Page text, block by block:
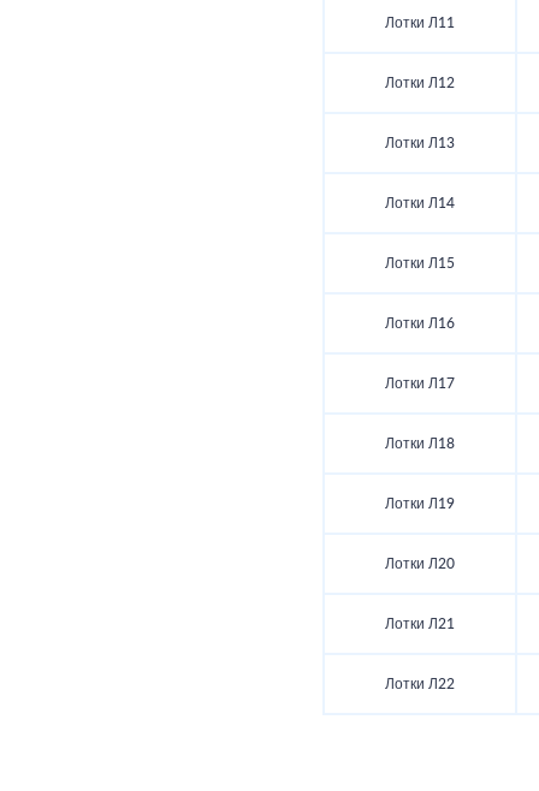
Лотки Л11
Лотки Л12
Лотки Л13
Лотки Л14
Лотки Л15
Лотки Л16
Лотки Л17
Лотки Л18
Лотки Л19
Лотки Л20
Лотки Л21
Лотки Л22